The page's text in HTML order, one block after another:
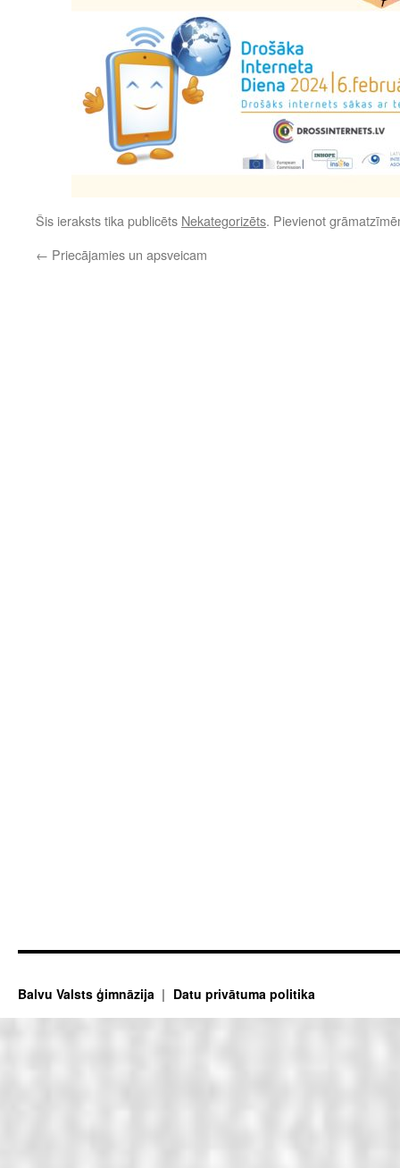
Šis ieraksts tika publicēts Nekategorizēts. Pievienot
← Priecājamies un apsveicam
Balvu Valsts ģimnāzija Datu privātuma politika